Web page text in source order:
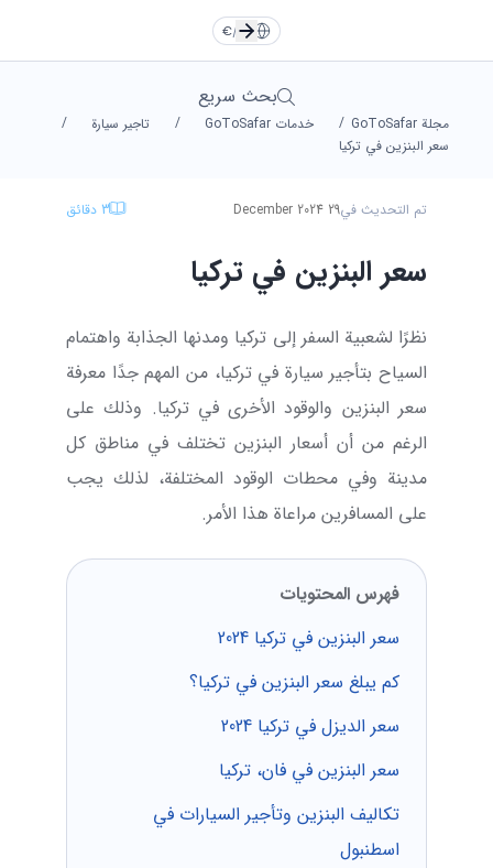
AR
/
€
TR English
فارسی FA العربية AR
تومان ليرة
مجلة GoToSafar / خدمات GoToSafar / تاجير سيارة
/
سعر البنزين في تركيا
بحث سريع
تم التحديث في29 December 2024
3 دقائق
سعر البنزين في تركيا
نظرًا لشعبية السفر إلى تركيا ومدنها الجذابة واهتمام
السياح بتأجير سيارة في تركيا، من المهم جدًا معرفة
سعر البنزين والوقود الأخرى في تركيا. وذلك على
الرغم من أن أسعار البنزين تختلف في مناطق كل
مدينة وفي محطات الوقود المختلفة، لذلك يجب
على المسافرين مراعاة هذا الأمر.
فهرس المحتويات
سعر البنزين في تركيا 2024
كم يبلغ سعر البنزين في تركيا؟
سعر الديزل في تركيا 2024
سعر البنزين في فان، تركيا
تكاليف البنزين وتأجير السيارات في
اسطنبول
TR English
فارسی FA العربية AR
TL